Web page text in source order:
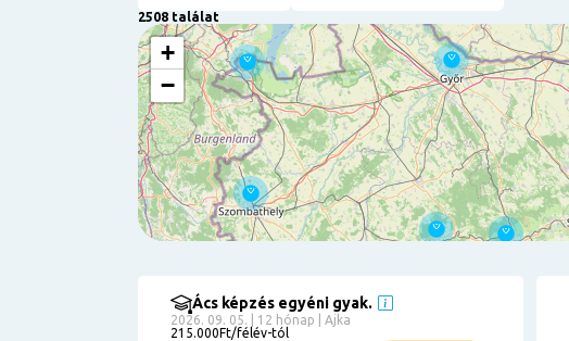
2508 találat
+
−
SzűrésÁcs képzés egyéni gyak.
2026. 09. 05. | 12 hónap | Ajka
215.000Ft/félév-tól